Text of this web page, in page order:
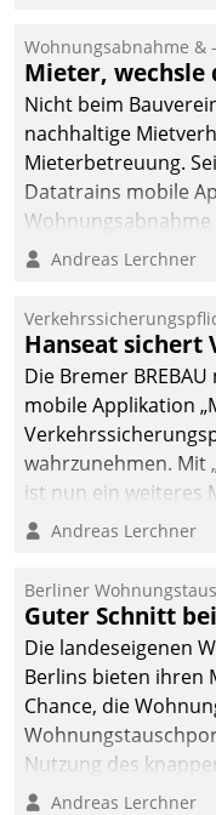
und Beschwerde-
ein.
Wohnungsabnahme &
Mieter, wechsle
Nicht beim
nachhaltige
Mieterbetreuung.
Datatrains mobile
Mieter
Andreas Lerchner
Hanseat sichert
Die Bremer
mobile Applikation
wahrzunehmen. Mit
ist nun ein weiteres
Einsatz.
Andreas Lerchner
Berliner
Guter Schnitt
Die landeseigenen
Berlins bieten ihren
Chance, die
Nutzung des
Anwendungsfall für
Andreas Lerchner